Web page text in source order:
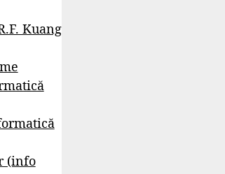
Kuang
(info